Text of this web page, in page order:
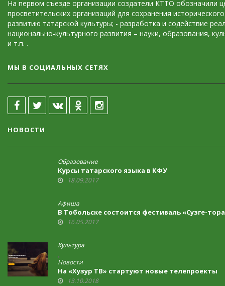
На первом съезде организации создатели КТТО обозначили
просветительских организаций для сохранения
развитию татарской культуры; - разработка и содействие
национально-культурного развития – науки, образования,
и т.п. .
МЫ В СОЦИАЛЬНЫХ СЕТЯХ
НОВОСТИ
Образование
Курсы татарского языка в КФУ
18.09.2017
Афиша
В Тобольске состоится фестиваль «Сузге-
16.05.2017
Культура
,
Новости
На «Хузур ТВ» стартуют новые телепроекты
13.10.2018